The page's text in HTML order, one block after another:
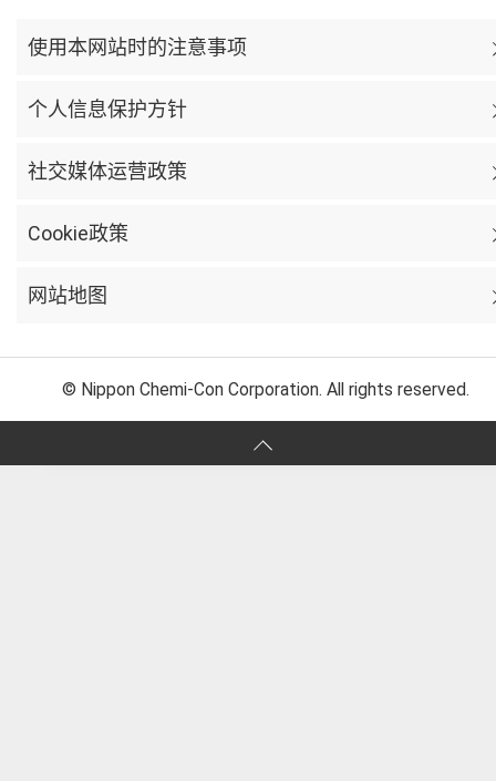
使用本网站时的注意事项
个人信息保护方针
社交媒体运营政策
Cookie政策
网站地图
© Nippon Chemi-Con Corporation. All rights reserved.